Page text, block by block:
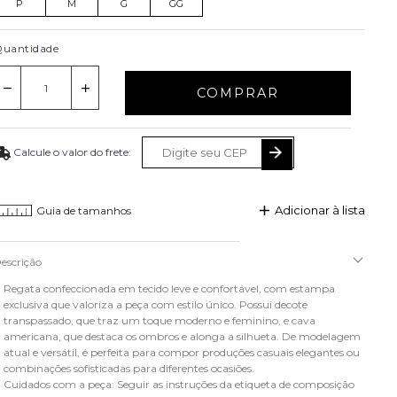
P M G GG
COMPRAR
Guia de tamanhos Adicionar à lista
Regata confeccionada em tecido leve e confortável, com estampa
exclusiva que valoriza a peça com estilo único. Possui decote
transpassado, que traz um toque moderno e feminino, e cava
americana, que destaca os ombros e alonga a silhueta. De modelagem
atual e versátil, é perfeita para compor produções casuais elegantes ou
combinações sofisticadas para diferentes ocasiões.
Cuidados com a peça: Seguir as instruções da etiqueta de composição